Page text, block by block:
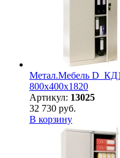
Метал.Мебель
800х400х1820
Артикул: 13025
32 730 руб.
В корзину